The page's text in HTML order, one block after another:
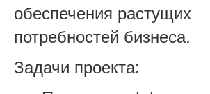
обеспечения растущих
потребностей бизнеса.
Задачи проекта: